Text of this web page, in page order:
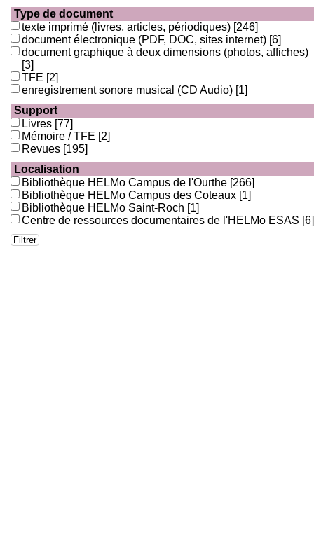
Type de document
texte imprimé (livres, articles, périodiques) [246]
document électronique (PDF, DOC, sites internet) [6]
document graphique à deux dimensions (photos, affiches)
[3]
TFE [2]
enregistrement sonore musical (CD Audio) [1]
Support
Livres [77]
Mémoire / TFE [2]
Revues [195]
Localisation
Bibliothèque HELMo Campus de l'Ourthe [266]
Bibliothèque HELMo Campus des Coteaux [1]
Bibliothèque HELMo Saint-Roch [1]
Centre de ressources documentaires de l'HELMo ESAS [6]